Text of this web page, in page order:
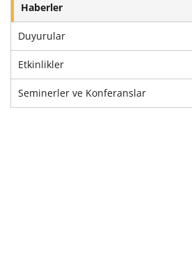
Haberler
Duyurular
Etkinlikler
Seminerler ve Konferanslar